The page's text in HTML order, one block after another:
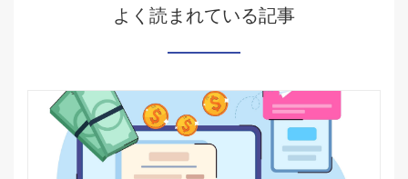
よく読まれている記事